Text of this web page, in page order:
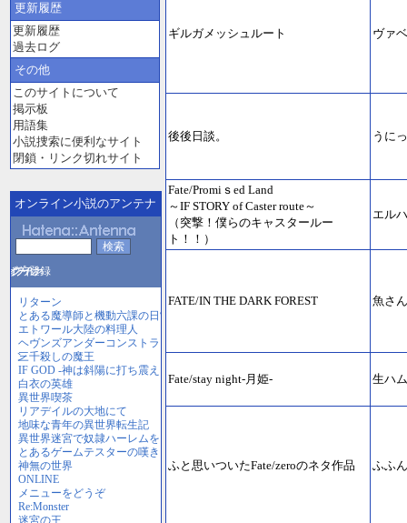
更新履歴
更新履歴
過去ログ
その他
このサイトについて
掲示板
用語集
小説捜索に便利なサイト
閉鎖・リンク切れサイト
オンライン小説のアンテナ
ギルガメッシュルート ヴァ
後後日談。 うに
Fate/Promiｓed Land
～IF STORY of Caster route～
（突撃！僕らのキャスタールー
ト！！）
エル
FATE/IN THE DARK FOREST 魚さん
Fate/stay night-月姫- 生ハ
ふと思いついたFate/zeroのネタ作品 ふふ